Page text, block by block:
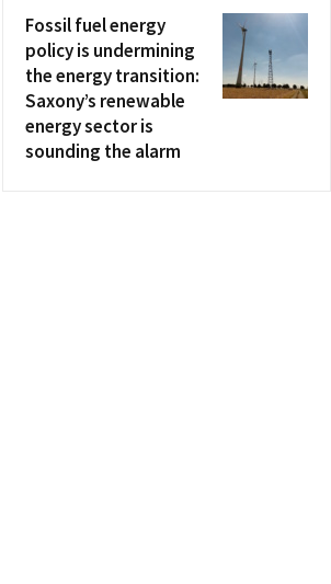
Fossil fuel energy
policy is undermining
the energy transition:
Saxony’s renewable
energy sector is
sounding the alarm